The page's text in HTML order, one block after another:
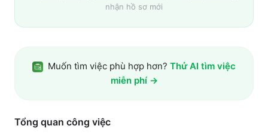
nhận hồ sơ mới
Muốn tìm việc phù hợp hơn? Thử AI tìm việc
miễn phí →
Tổng quan công việc